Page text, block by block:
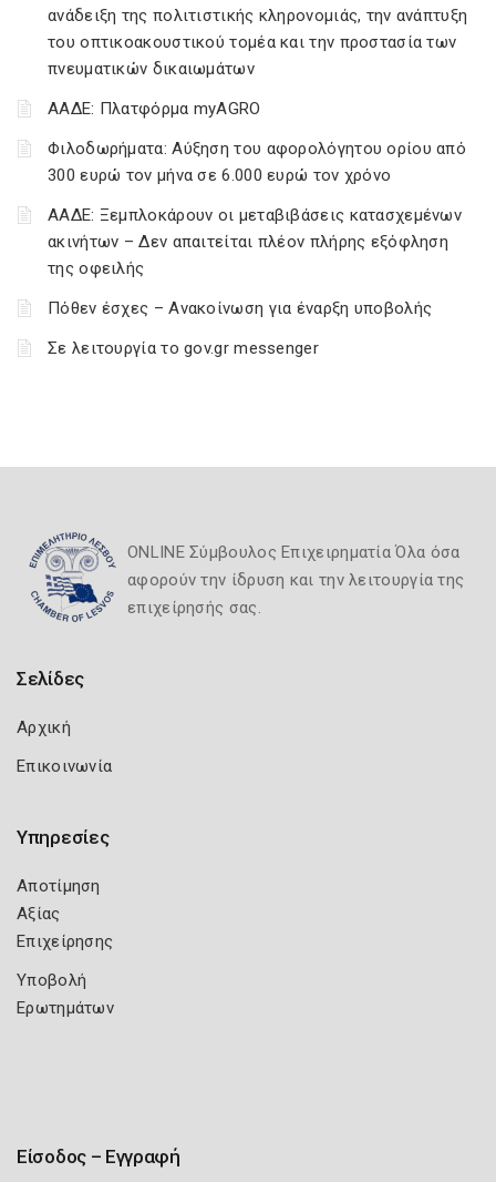
ανάδειξη της πολιτιστικής κληρονομιάς, την ανάπτυξη
του οπτικοακουστικού τομέα και την προστασία των
πνευματικών δικαιωμάτων
ΑΑΔΕ: Πλατφόρμα myAGRO
Φιλοδωρήματα: Αύξηση του αφορολόγητου ορίου από
300 ευρώ τον μήνα σε 6.000 ευρώ τον χρόνο
ΑΑΔΕ: Ξεμπλοκάρουν οι μεταβιβάσεις κατασχεμένων
ακινήτων – Δεν απαιτείται πλέον πλήρης εξόφληση
της οφειλής
Πόθεν έσχες – Ανακοίνωση για έναρξη υποβολής
Σε λειτουργία το gov.gr messenger
ONLINE Σύμβουλος Επιχειρηματία Όλα όσα
αφορούν την ίδρυση και την λειτουργία της
επιχείρησής σας.
Σελίδες
Αρχική
Επικοινωνία
Υπηρεσίες
Αποτίμηση
Αξίας
Επιχείρησης
Υποβολή
Ερωτημάτων
Είσοδος – Εγγραφή